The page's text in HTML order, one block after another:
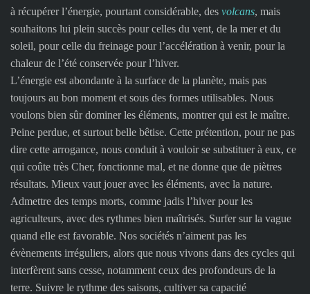
à récupérer l’énergie, pourtant considérable, des volcans, mais
souhaitons lui plein succès pour celles du vent, de la mer et du
soleil, pour celle du freinage pour l’accélération à venir, pour la
chaleur de l’été conservée pour l’hiver.
L’énergie est abondante à la surface de la planète, mais pas
toujours au bon moment et sous des formes utilisables. Nous
voulons bien sûr dominer les éléments, montrer qui est le maître.
Peine perdue, et surtout belle bêtise. Cette prétention, pour ne pas
dire cette arrogance, nous conduit à vouloir se substituer à eux, ce
qui coûte très Cher, fonctionne mal, et ne donne que de piètres
résultats. Mieux vaut jouer avec les éléments, avec la nature.
Admettre des temps morts, comme jadis l’hiver pour les
agriculteurs, avec des rythmes bien maîtrisés. Surfer sur la vague
quand elle est favorable. Nos sociétés n’aiment pas les
évènements irréguliers, alors que nous vivons dans des cycles qui
interfèrent sans cesse, notamment ceux des profondeurs de la
terre. Suivre le rythme des saisons, cultiver sa capacité